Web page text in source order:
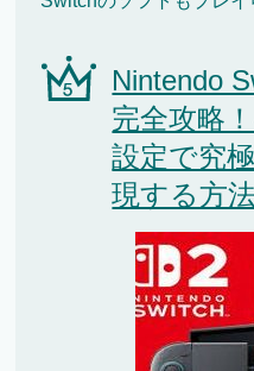
Nintendo
完全攻略
設定で究
現する方